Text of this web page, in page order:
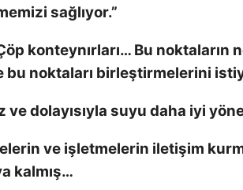
sağlıyor.”
konteynırları… Bu
bu noktaları birleştirmelerini
dolayısıyla suyu daha iyi
ve işletmelerin iletişim
kalmış…